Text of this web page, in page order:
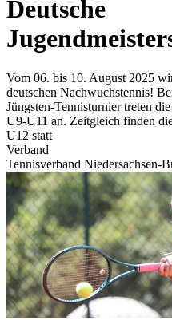
Deutsche
Vom 06. bis 10. August 2025
deutschen Nachwuchstennis!
Jüngsten-Tennisturnier treten
U9-U11 an. Zeitgleich finden
U12 statt
Verband
Tennisverband Niedersachsen-